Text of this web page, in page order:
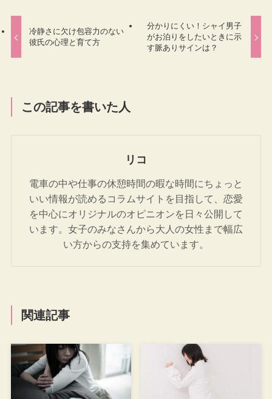
冷静さに欠け包容力のない
彼氏の心理と育て方
分かりにくい！シャイ男子
がお泊りをしたいときに示
す脈ありサインは？
この記事を書いた人
リコ
電車の中や仕事の休憩時間の暇な時間にちょっと
いい情報が読めるコラムサイトを目指して、恋愛
を中心にオリジナルのオピニオンを日々公開して
います。女子のみなさんから大人の女性まで幅広
い方からの支持を集めています。
関連記事